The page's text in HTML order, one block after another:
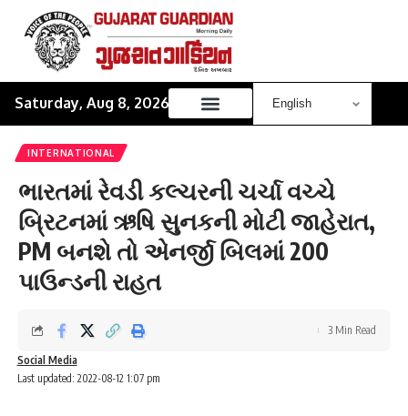
Saturday, Aug 8, 2026
INTERNATIONAL
ભારતમાં રેવડી કલ્ચરની ચર્ચા વચ્ચે
બ્રિટનમાં ઋષિ સુનકની મોટી જાહેરાત,
PM બનશે તો એનર્જી બિલમાં 200
પાઉન્ડની રાહત
Last updated: 2022-08-12 1:07 pm
Social Media
3 Min Read